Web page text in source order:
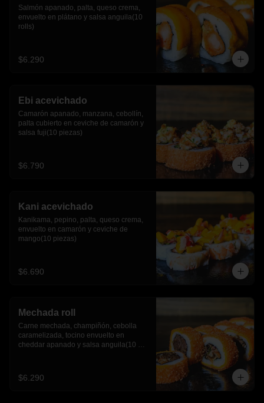
Salmón apanado, palta, queso crema,
envuelto en plátano y salsa anguila(10
rolls)
$6.290
Ebi acevichado
Camarón apanado, manzana, cebollín,
palta cubierto en ceviche de camarón y
salsa fuji(10 piezas)
$6.790
Kani acevichado
Kanikama, pepino, palta, queso crema,
envuelto en camarón y ceviche de
mango(10 piezas)
$6.690
Mechada roll
Carne mechada, champiñón, cebolla
caramelizada, tocino envuelto en
cheddar apanado y salsa anguila(10
$6.290